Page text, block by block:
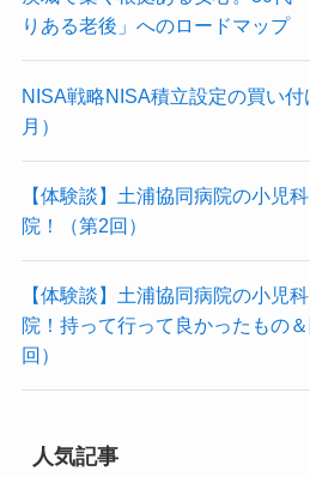
りある老後」へのロードマップ
NISA戦略NISA積立設定の買い
月）
【体験談】土浦協同病院の小児
院！（第2回）
【体験談】土浦協同病院の小児
院！持って行って良かったもの
回）
人気記事